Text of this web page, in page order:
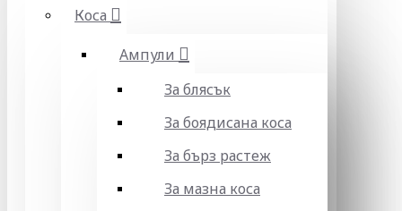
Коса
Ампули
За блясък
За боядисана коса
За бърз растеж
За мазна коса